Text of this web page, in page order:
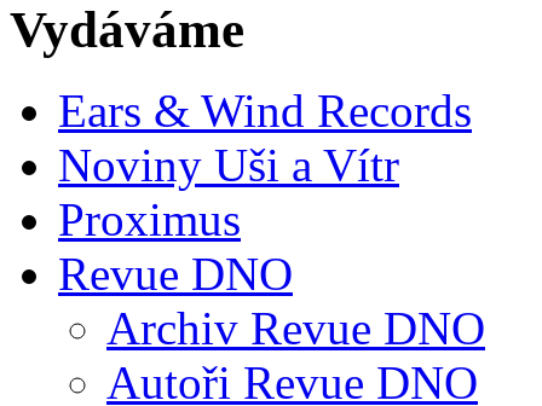
Vydáváme
Ears & Wind Records
Noviny Uši a Vítr
Proximus
Revue DNO
Archiv Revue DNO
Autoři Revue DNO